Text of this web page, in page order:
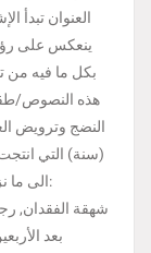
العنوان تبدأ
ينعكس على
بكل ما فيه من
هذه النصوص/
النضج وترويض
(سنة) التي
الى ما نزعم وما يؤكد صواب استنتاجات هذه القراءة ولنقرأ:
شهقة الفقدان,
بعد